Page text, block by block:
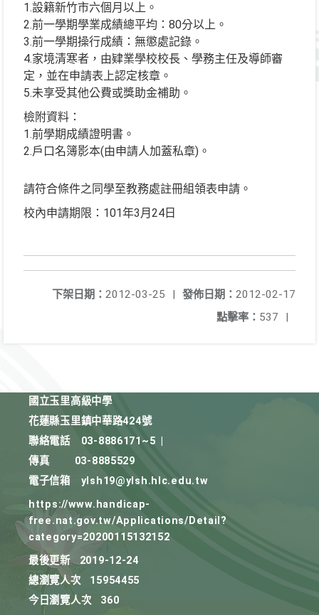
1.設籍新竹市六個月以上。
2.前一學期學業成績總平均：80分以上。
3.前一學期操行成績：無懲處記錄。
4.家境清寒者，由肄業學校校長、學務主任及導師審
定，並在申請表上認定核章。
5.未享受其他公費或獎助金補助。
檢附資料：
1.前學期成績證明書。
2.戶口名簿影本(由申請人加蓋私章)。
請符合條件之同學至教務處註冊組領表申請。
校內申請期限：101年3月24日
發佈日期： 2012-02-17
下架日期： 2012-03-25
|
點擊率： 537 |
國立玉里高級中學
花蓮縣玉里鎮中華路424號
聯絡電話
03-8886171~5
傳真
03-8885529
電子信箱
ylsh19@ylsh.hlc.edu.tw
https://www.handicap-
free.nat.gov.tw/Applications/Detail?
category=20200115132152
最後更新
2019-12-24
總瀏覽人次
15954455
今日瀏覽人次
360